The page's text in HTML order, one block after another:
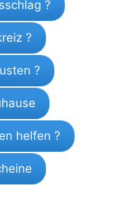
?
?
?
helfen ?